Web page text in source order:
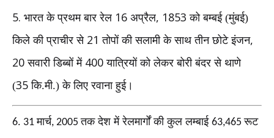
5. भारत के प्रथम बार रेल 16 अप्रैल, 1853 को बम्बई (मुंबई)
किले की प्राचीर से 21 तोपों की सलामी के साथ तीन छोटे इंजन,
20 सवारी डिब्बों में 400 यात्रियों को लेकर बोरी बंदर से थाणे
(35 कि.मी.) के लिए रवाना हुई।
6. 31मार्च, 2005तक देश में रेलमार्गों की कुल लम्बाई 63,465रूट